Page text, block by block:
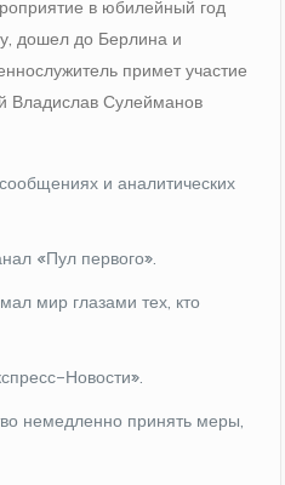
в юбилейный год
дошел до Берлина и
примет участие
Владислав Сулейманов
и аналитических
«Пул первого».
мир глазами тех, кто
Новости».
немедленно принять меры,